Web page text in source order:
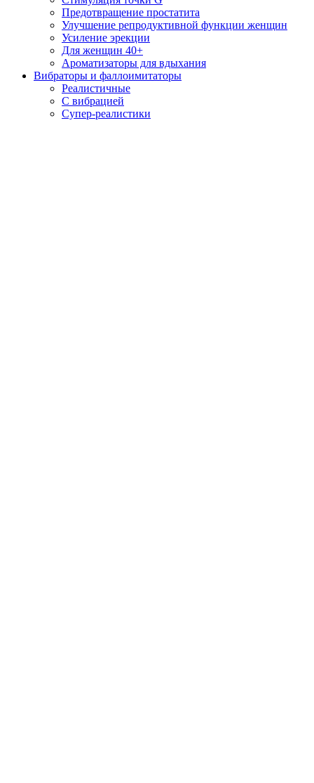
Предотвращение простатита
Улучшение репродуктивной функции женщин
Усиление эрекции
Для женщин 40+
Ароматизаторы для вдыхания
Вибраторы и фаллоимитаторы
Реалистичные
С вибрацией
Супер-реалистики